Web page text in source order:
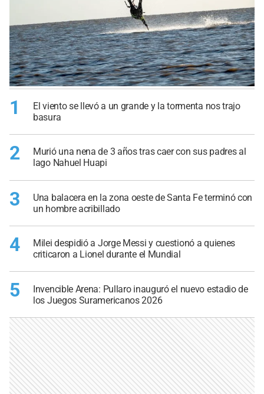
1
El viento se llevó a un grande y la tormenta nos trajo
basura
2
Murió una nena de 3 años tras caer con sus padres al
lago Nahuel Huapi
3
Una balacera en la zona oeste de Santa Fe terminó con
un hombre acribillado
4
Milei despidió a Jorge Messi y cuestionó a quienes
criticaron a Lionel durante el Mundial
5
Invencible Arena: Pullaro inauguró el nuevo estadio de
los Juegos Suramericanos 2026